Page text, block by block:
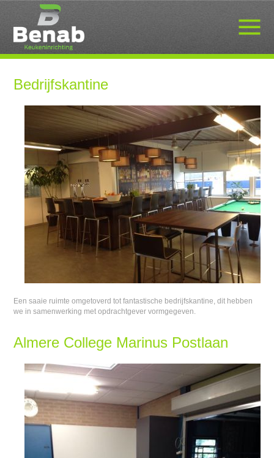
Bedrijfskantine
Een saaie ruimte omgetoverd tot fantastische bedrijfskantine, dit hebben
we in samenwerking met opdrachtgever vormgegeven.
Almere College Marinus Postlaan